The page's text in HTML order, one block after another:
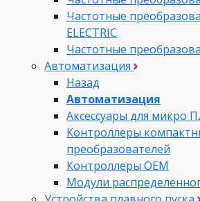
Частотные
ELECTRIC
Частотные
Автоматизация
Назад
Автоматизация
Аксессуары для микро
Контроллеры
преобразователей
Контроллеры ОЕМ
Модули